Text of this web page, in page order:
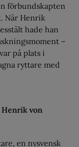
förbundskapten
När Henrik
hade han
–
på plats i
ryttare med
Henrik von
en nysvensk